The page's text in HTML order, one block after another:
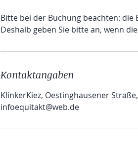
Bitte bei der Buchung beachten:
Deshalb geben Sie bitte an, wenn
Kontaktangaben
KlinkerKiez, Oestinghausener
infoequitakt@web.de